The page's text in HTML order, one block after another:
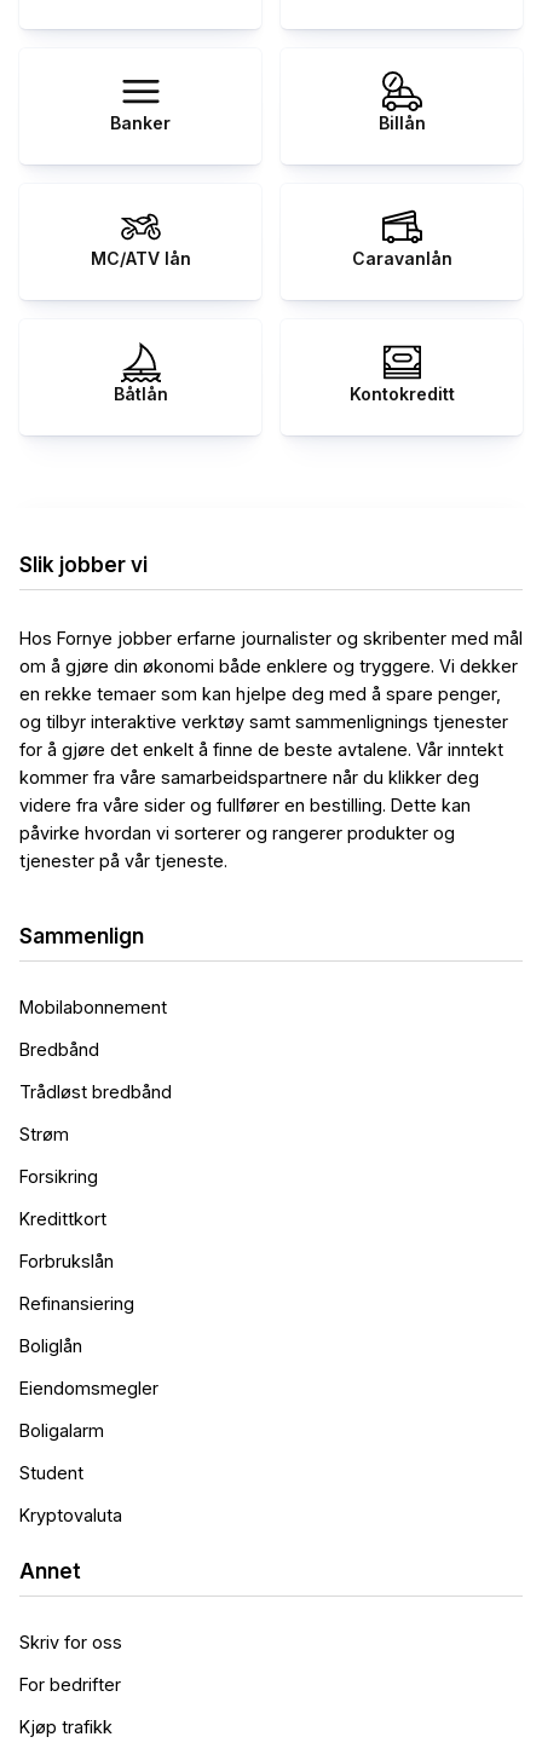
Banker Billån
MC/ATV lån Caravanlån
Båtlån Kontokreditt
Slik jobber vi
Hos Fornye jobber erfarne journalister og skribenter med mål
om å gjøre din økonomi både enklere og tryggere. Vi dekker
en rekke temaer som kan hjelpe deg med å spare penger,
og tilbyr interaktive verktøy samt sammenlignings tjenester
for å gjøre det enkelt å finne de beste avtalene. Vår inntekt
kommer fra våre samarbeidspartnere når du klikker deg
videre fra våre sider og fullfører en bestilling. Dette kan
påvirke hvordan vi sorterer og rangerer produkter og
tjenester på vår tjeneste.
Sammenlign
Mobilabonnement
Bredbånd
Trådløst bredbånd
Strøm
Forsikring
Kredittkort
Forbrukslån
Refinansiering
Boliglån
Eiendomsmegler
Boligalarm
Student
Kryptovaluta
Annet
Skriv for oss
For bedrifter
Kjøp trafikk